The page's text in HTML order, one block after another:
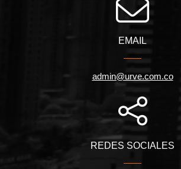
EMAIL
admin@urve.com.co
REDES SOCIALES